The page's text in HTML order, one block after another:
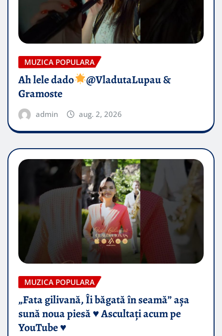
MUZICA POPULARA
Ah lele dado​
@VladutaLupau &
Gramoste
admin aug. 2, 2026
MUZICA POPULARA
„Fata gilivană, Îi băgată în seamă” așa
sună noua piesă ♥️ Ascultați acum pe
YouTube ♥️